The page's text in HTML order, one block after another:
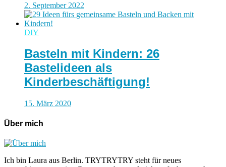
2. September 2022
DIY
Basteln mit Kindern: 26
Bastelideen als
Kinderbeschäftigung!
15. März 2020
Über mich
Ich bin Laura aus Berlin. TRYTRYTRY steht für neues